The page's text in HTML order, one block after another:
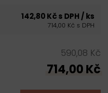
142,80 Kč s DPH / ks
714,00 Kč s DPH
590,08 Kč
714,00 Kč